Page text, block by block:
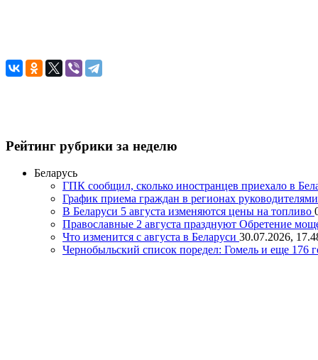
Рейтинг рубрики за неделю
Беларусь
ГПК сообщил, сколько иностранцев приехало в
График приема граждан в регионах
В Беларуси 5 августа изменяются цены на топливо
Православные 2 августа празднуют Обретение
Что изменится с августа в Беларуси 30.07.2026,
Чернобыльский список поредел: Гомель и еще 176